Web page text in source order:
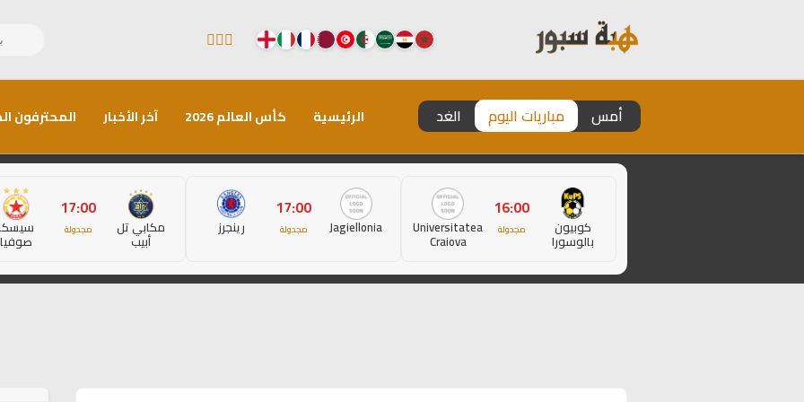
أمس مباريات اليوم الغد الرئيسية كأس العالم 2026 آخر الأخبار المحترفون
كوبيون
بالوسورا
16:00
مجدولة Universitatea
Craiova
Jagiellonia
17:00
مجدولة رينجرز مكابي تل
أبيب
17:00
مجدولة
صوفيا